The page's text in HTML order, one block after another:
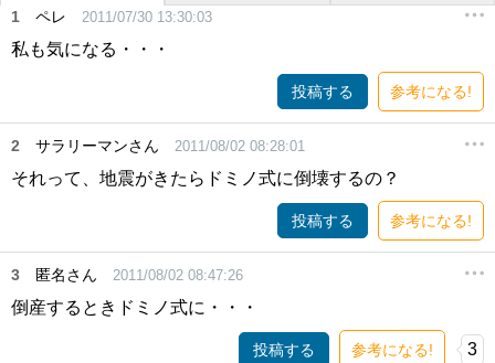
1 ペレ 2011/07/30 13:30:03
私も気になる・・・
投稿する 参考になる!
2 サラリーマンさん 2011/08/02 08:28:01
それって、地震がきたらドミノ式に倒壊するの？
投稿する 参考になる!
3 匿名さん 2011/08/02 08:47:26
倒産するときドミノ式に・・・
投稿する 参考になる! 3